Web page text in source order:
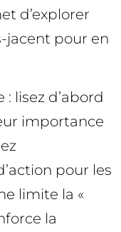
d’explorer
jacent pour en
lisez d’abord
importance
pour les
limite la «
la